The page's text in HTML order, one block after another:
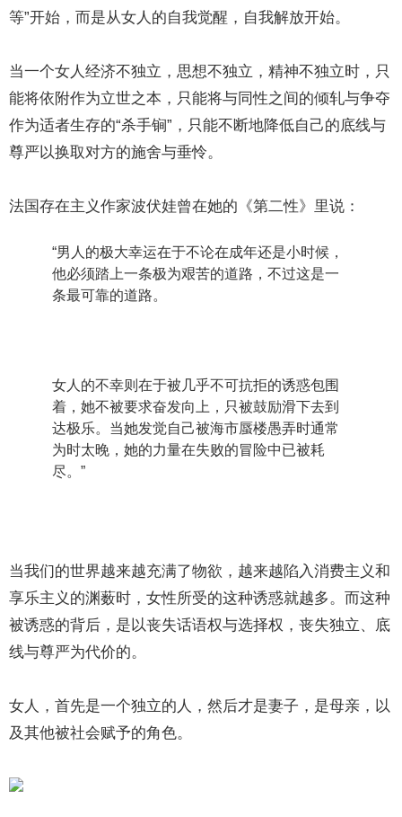
等”开始，而是从女人的自我觉醒，自我解放开始。
当一个女人经济不独立，思想不独立，精神不独立时，只
能将依附作为立世之本，只能将与同性之间的倾轧与争夺
作为适者生存的“杀手锏”，只能不断地降低自己的底线与
尊严以换取对方的施舍与垂怜。
法国存在主义作家波伏娃曾在她的《第二性》里说：
“男人的极大幸运在于不论在成年还是小时候，
他必须踏上一条极为艰苦的道路，不过这是一
条最可靠的道路。
女人的不幸则在于被几乎不可抗拒的诱惑包围
着，她不被要求奋发向上，只被鼓励滑下去到
达极乐。当她发觉自己被海市蜃楼愚弄时通常
为时太晚，她的力量在失败的冒险中已被耗
尽。”
当我们的世界越来越充满了物欲，越来越陷入消费主义和
享乐主义的渊薮时，女性所受的这种诱惑就越多。而这种
被诱惑的背后，是以丧失话语权与选择权，丧失独立、底
线与尊严为代价的。
女人，首先是一个独立的人，然后才是妻子，是母亲，以
及其他被社会赋予的角色。